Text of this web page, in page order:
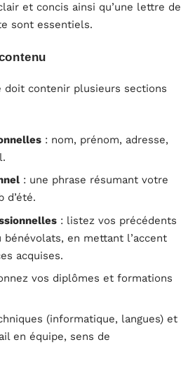
et concis ainsi qu’une lettre de
sont essentiels.
doit contenir plusieurs sections
: nom, prénom, adresse,
: une phrase résumant votre
d’été.
: listez vos précédents
bénévolats, en mettant l’accent
acquises.
vos diplômes et formations
(informatique, langues) et
en équipe, sens de